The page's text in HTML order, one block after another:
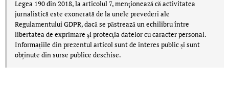
Legea 190 din 2018, la articolul 7, menţionează că activitatea
jurnalistică este exonerată de la unele prevederi ale
Regulamentului GDPR, dacă se păstrează un echilibru între
libertatea de exprimare şi protecţia datelor cu caracter personal.
Informațiile din prezentul articol sunt de interes public și sunt
obținute din surse publice deschise.